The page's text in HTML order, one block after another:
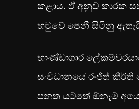
කළාය. ඒ අනුව කාරක
හමුවේ පෙනී සිටිනු
භාණ්ඩාගාර
සංවිධානයේ රංජිත්
පනත යටතේ ඕනෑම